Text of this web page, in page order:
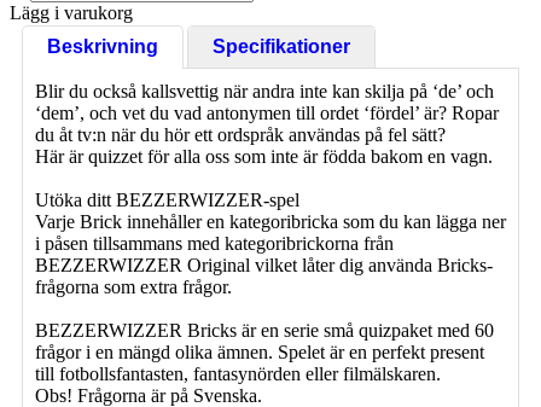
Lägg i varukorg
Beskrivning
Specifikationer
Blir du också kallsvettig när andra inte kan skilja på ‘de’ och
‘dem’, och vet du vad antonymen till ordet ‘fördel’ är? Ropar
du åt tv:n när du hör ett ordspråk användas på fel sätt?
Här är quizzet för alla oss som inte är födda bakom en vagn.
Utöka ditt BEZZERWIZZER-spel
Varje Brick innehåller en kategoribricka som du kan lägga ner
i påsen tillsammans med kategoribrickorna från
BEZZERWIZZER Original vilket låter dig använda Bricks-
frågorna som extra frågor.
BEZZERWIZZER Bricks är en serie små quizpaket med 60
frågor i en mängd olika ämnen. Spelet är en perfekt present
till fotbollsfantasten, fantasynörden eller filmälskaren.
Obs! Frågorna är på Svenska.